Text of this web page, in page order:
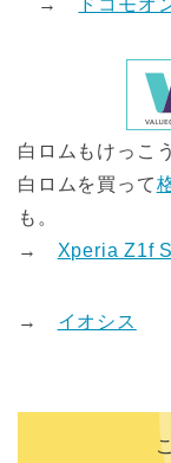
→ ドコモオ
白ロムもけっこ
白ロムを買って
も。
→ Xperia Z1f
→ イオシス